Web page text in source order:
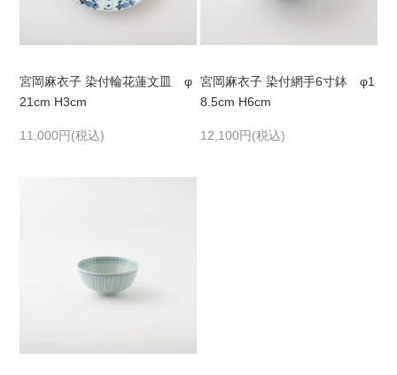
宮岡麻衣子 染付輪花蓮文皿 φ
21cm H3cm
11,000円(税込)
宮岡麻衣子 染付網手6寸鉢 φ1
8.5cm H6cm
12,100円(税込)